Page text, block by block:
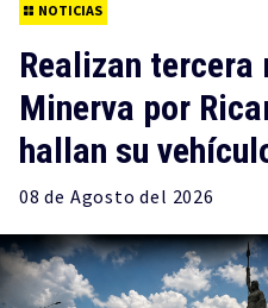
NOTICIAS
Realizan tercera
Minerva por
hallan su
08 de Agosto del 2026